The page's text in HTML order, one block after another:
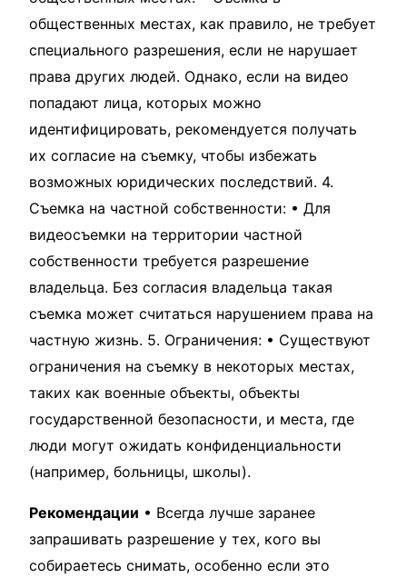
общественных местах, как правило, не требует
специального разрешения, если не нарушает
права других людей. Однако, если на видео
попадают лица, которых можно
идентифицировать, рекомендуется получать
их согласие на съемку, чтобы избежать
возможных юридических последствий. 4.
Съемка на частной собственности: • Для
видеосъемки на территории частной
собственности требуется разрешение
владельца. Без согласия владельца такая
съемка может считаться нарушением права на
частную жизнь. 5. Ограничения: • Существуют
ограничения на съемку в некоторых местах,
таких как военные объекты, объекты
государственной безопасности, и места, где
люди могут ожидать конфиденциальности
(например, больницы, школы).
Рекомендации • Всегда лучше заранее
запрашивать разрешение у тех, кого вы
собираетесь снимать, особенно если это